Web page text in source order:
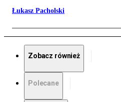
Łukasz Pacholski
Zobacz również
Polecane